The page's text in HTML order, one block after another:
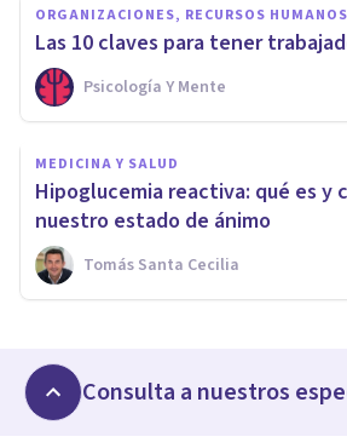
ORGANIZACIONES, RECURSOS
Las 10 claves para tener
Psicología Y Mente
MEDICINA Y SALUD
Hipoglucemia reactiva: qué es y
nuestro estado de ánimo
Tomás Santa Cecilia
Consulta a nuestros